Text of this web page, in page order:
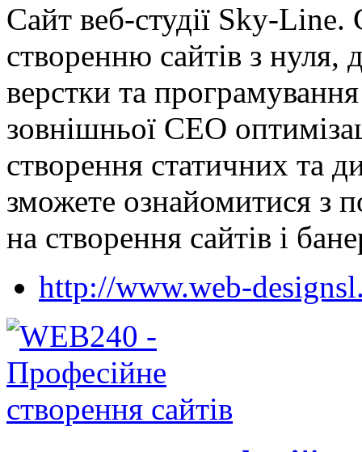
Сайт веб-студії Sky-
створенню сайтів з нуля,
верстки та
зовнішньої СЕО
створення статичних та
зможете ознайомитися з
на створення сайтів і
http://www.web-